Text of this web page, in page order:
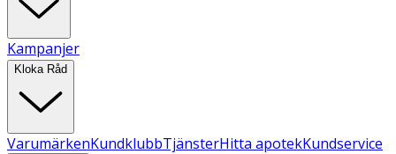
Kampanjer
Kloka Råd
VarumärkenKundklubbTjänsterHitta apotekKundservice